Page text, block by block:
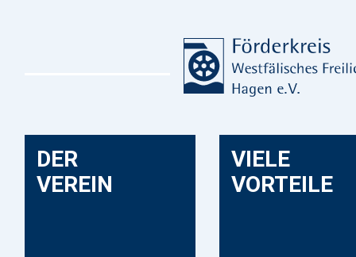
DER
VEREIN
VIELE
VORTEILE